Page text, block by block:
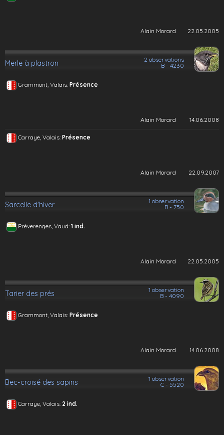
Alain Morard 22.05.2005
Merle à plastron
2 observations
B - 4230
Grammont, Valais: Présence
Alain Morard 14.06.2008
Carraye, Valais: Présence
Alain Morard 22.09.2007
Sarcelle d'hiver
1 observation
B - 750
Préverenges, Vaud: 1 ind.
Alain Morard 22.05.2005
Tarier des prés
1 observation
B - 4090
Grammont, Valais: Présence
Alain Morard 14.06.2008
Bec-croisé des sapins
1 observation
C - 5520
Carraye, Valais: 2 ind.